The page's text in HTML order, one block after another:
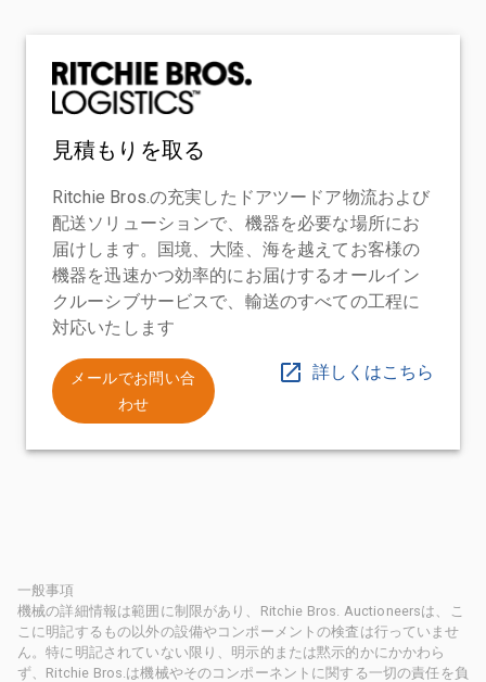
見積もりを取る
Ritchie Bros.の充実したドアツードア物流および
配送ソリューションで、機器を必要な場所にお
届けします。国境、大陸、海を越えてお客様の
機器を迅速かつ効率的にお届けするオールイン
クルーシブサービスで、輸送のすべての工程に
対応いたします
メールでお問い合
わせ
詳しくはこちら
一般事項
機械の詳細情報は範囲に制限があり、Ritchie Bros. Auctioneersは、こ
こに明記するもの以外の設備やコンポーメントの検査は行っていませ
ん。特に明記されていない限り、明示的または黙示的かにかかわら
ず、Ritchie Bros.は機械やそのコンポーネントに関する一切の責任を負